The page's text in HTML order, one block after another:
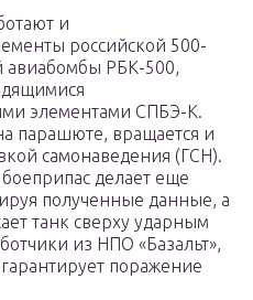
и
российской 500-
авиабомбы РБК-500,
элементами СПБЭ-К.
парашюте, вращается и
самонаведения (ГСН).
делает еще
полученные данные, а
танк сверху ударным
из НПО «Базальт»,
поражение